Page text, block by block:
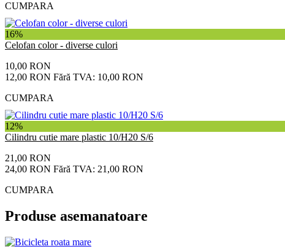
CUMPARA
16%
Celofan color - diverse culori
10,00 RON
12,00 RON Fără TVA: 10,00 RON
CUMPARA
12%
Cilindru cutie mare plastic 10/H20 S/6
21,00 RON
24,00 RON Fără TVA: 21,00 RON
CUMPARA
Produse asemanatoare